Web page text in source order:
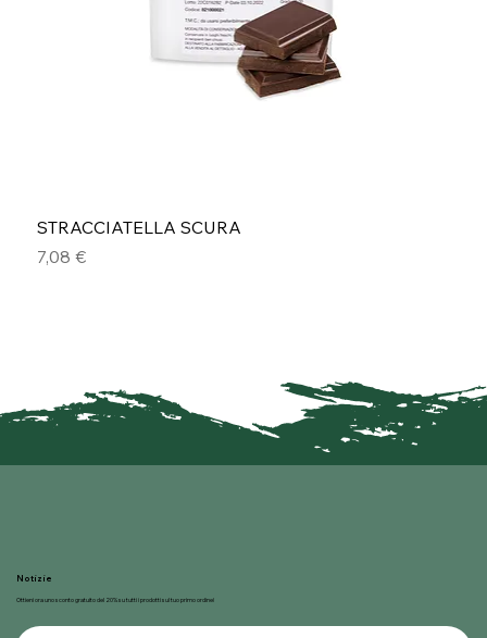
STRACCIATELLA SCURA
Prezzo
7,08 €
Notizie
Ottieni ora uno sconto gratuito del 20% su tutti i prodotti sul tuo primo ordine!